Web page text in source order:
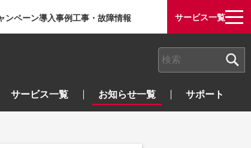
ンペーン導入事例工事・故障情報 サービス一覧
検索キーワード入力
サービス一覧 お知らせ一覧 サポート